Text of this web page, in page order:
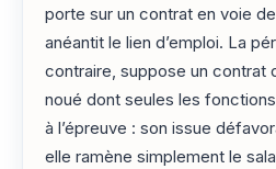
porte sur un contrat en voie
anéantit le lien d’emploi. La
contraire, suppose un contrat
noué dont seules les
à l’épreuve : son issue
elle ramène simplement le